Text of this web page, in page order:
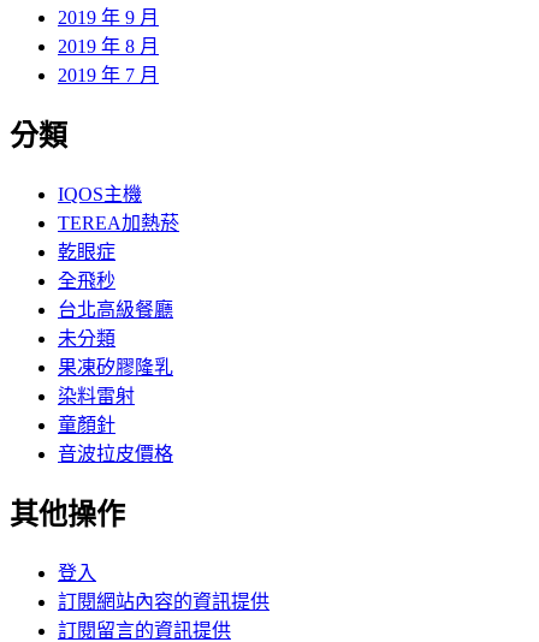
2019 年 9 月
2019 年 8 月
2019 年 7 月
分類
IQOS主機
TEREA加熱菸
乾眼症
全飛秒
台北高級餐廳
未分類
果凍矽膠隆乳
染料雷射
童顏針
音波拉皮價格
其他操作
登入
訂閱網站內容的資訊提供
訂閱留言的資訊提供